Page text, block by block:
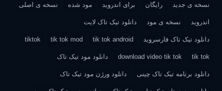
نسخه ی جدید رایگان برای اندروید مود شده نسخه ی اصلی
اندروید نسخه ی مود دانلود تیک تاک لایت
دانلود تیک تاک فارسروید tik tok android
tik tok mod
tiktok
tik tok
download video tik tok دانلود مود تیک تاک
دانلود برنامه تیک تاک چینی دانلود ورژن مود تیک تاک